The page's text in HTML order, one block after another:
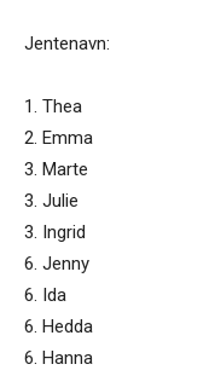
Jentenavn:
1. Thea
2. Emma
3. Marte
3. Julie
3. Ingrid
6. Jenny
6. Ida
6. Hedda
6. Hanna